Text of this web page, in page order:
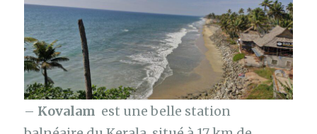
– Kovalam est une belle station